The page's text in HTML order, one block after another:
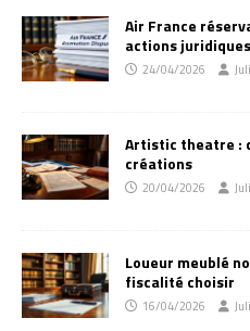
Air France
actions juridiques
24/04/2026
Artistic theatre :
créations
20/04/2026
Loueur meublé
fiscalité choisir
16/04/2026